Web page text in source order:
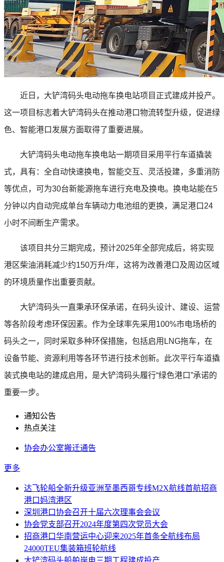
近日，大铲湾码头电动拖车换电站项目正式建成并投产。
这一项目标志着大铲湾码头在推动港口物流转型升级，促进绿
色、智能港口发展方面取得了重要进展。
大铲湾码头电动拖车换电站一期项目采用平行车道撬装
式，具有：全自动快速换电，智能交互、灵活投建，多重消防
等优点，可为30台新能源拖车进行充电及换电。换电站能在5
分钟以内自动完成单台车辆动力电池组的更换，满足港口24
小时不间断生产需求。
该项目共分三期完成，预计2025年全部完成后，将实现
港区柴油消耗减少约150万升/年，这将为改善港口及周边区域
的环境质量作出重要贡献。
大铲湾码头一直秉承环保承诺，在码头设计、建设、运营
等各阶段考虑环保因素。作为全球率先采用100%市电场桥的
码头之一，同时采取多种环保措施，包括启用LNG拖车，在
设备节能、资源利用等各环节进行技术创新。此次平行车道撬
装式换电站的建成启用，是大铲湾码头履行“绿色港口”承诺的
重要一步。
通知公告
热点关注
协会办公室搬迁通告
更多
达飞轮船全新升级亚洲至墨西哥专线M2X航线首航招商
港口妈湾港区
深圳港口协会召开十届六次理事会会议
协会党支部召开2024年度第四次党员大会
招商港口华南营运中心迎来2025年首条全航线布局
24000TEU集装箱班轮航线